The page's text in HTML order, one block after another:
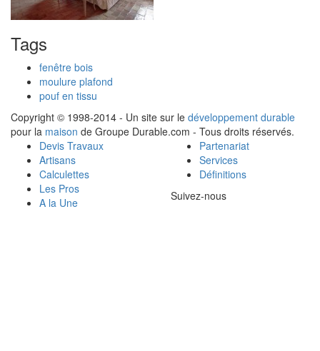
Tags
fenêtre bois
moulure plafond
pouf en tissu
Copyright © 1998-2014 - Un site sur le développement durable
pour la maison de Groupe Durable.com - Tous droits réservés.
Devis Travaux
Artisans
Calculettes
Les Pros
A la Une
Partenariat
Services
Définitions
Suivez-nous